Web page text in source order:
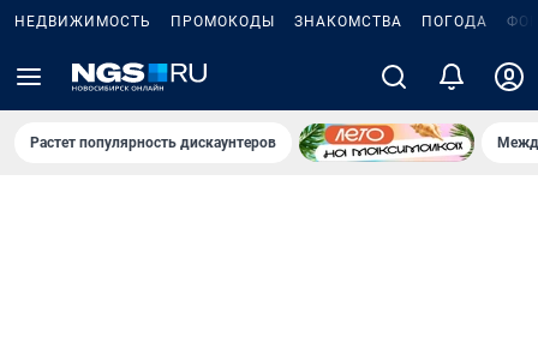
НЕДВИЖИМОСТЬ ПРОМОКОДЫ ЗНАКОМСТВА ПОГОДА
Растет популярность дискаунтеров